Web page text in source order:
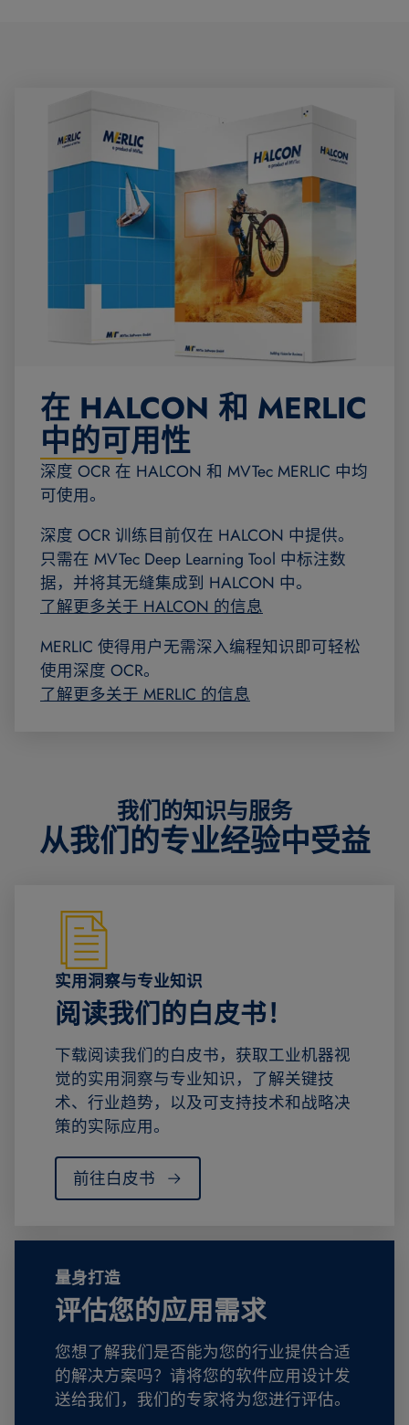
在 HALCON 和 MERLIC
中的可用性
深度 OCR 在 HALCON 和 MVTec MERLIC 中均
可使用。
深度 OCR 训练目前仅在 HALCON 中提供。
只需在 MVTec Deep Learning Tool 中标注数
据，并将其无缝集成到 HALCON 中。
了解更多关于 HALCON 的信息
MERLIC 使得用户无需深入编程知识即可轻松
使用深度 OCR。
了解更多关于 MERLIC 的信息
我们的知识与服务
从我们的专业经验中受益
实用洞察与专业知识
阅读我们的白皮书！
下载阅读我们的白皮书，获取工业机器视
觉的实用洞察与专业知识，了解关键技
术、行业趋势，以及可支持技术和战略决
策的实际应用。
前往白皮书
量身打造
评估您的应用需求
您想了解我们是否能为您的行业提供合适
的解决方案吗？请将您的软件应用设计发
送给我们，我们的专家将为您进行评估。